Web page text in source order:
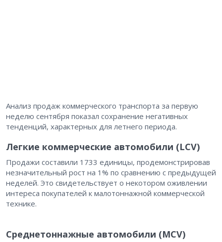
Анализ продаж коммерческого транспорта за первую
неделю сентября показал сохранение негативных
тенденций, характерных для летнего периода.
Легкие коммерческие автомобили (LCV)
Продажи составили 1733 единицы, продемонстрировав
незначительный рост на 1% по сравнению с предыдущей
неделей. Это свидетельствует о некотором оживлении
интереса покупателей к малотоннажной коммерческой
технике.
Среднетоннажные автомобили (MCV)